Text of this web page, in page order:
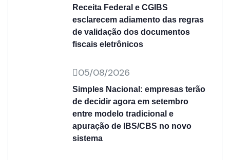
Receita Federal e CGIBS
esclarecem adiamento das regras
de validação dos documentos
fiscais eletrônicos
05/08/2026
Simples Nacional: empresas terão
de decidir agora em setembro
entre modelo tradicional e
apuração de IBS/CBS no novo
sistema